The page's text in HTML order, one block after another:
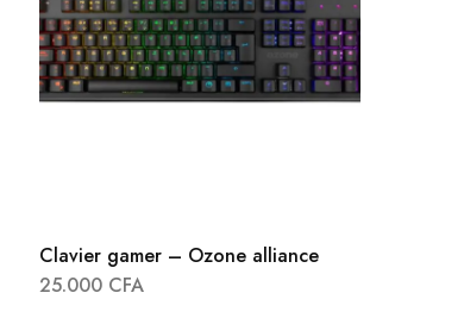
Clavier gamer – Ozone alliance
25.000 CFA